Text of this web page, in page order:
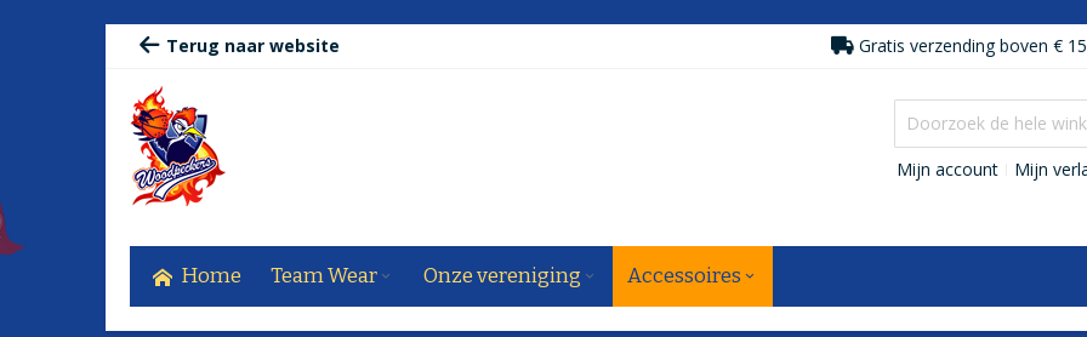
Ga
naar
de
inhoud
Terug naar website Gratis verzending boven €
Mijn account Mijn
Home Team Wear Onze vereniging Accessoires